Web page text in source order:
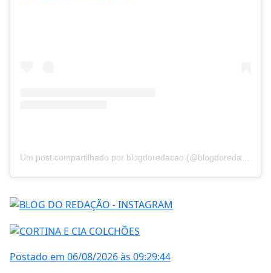
Postado em 06/08/2026 às 09:29:44